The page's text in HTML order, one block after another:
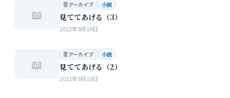
📖
🗄 アーカイブ 小説
見ててあげる（3）
2012年9月10日
📖
🗄 アーカイブ 小説
見ててあげる（2）
2012年9月10日